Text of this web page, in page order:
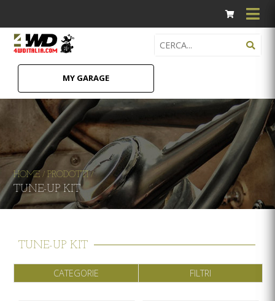
MY GARAGE
HOME /PRODOTTI /
TUNE-UP KIT
TUNE-UP KIT
CATEGORIE FILTRI